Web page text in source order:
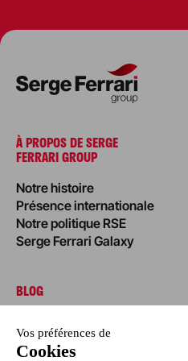
À PROPOS DE SERGE
FERRARI GROUP
Notre histoire
Présence internationale
Notre politique RSE
Serge Ferrari Galaxy
BLOG
Actualités
Nos réalisations